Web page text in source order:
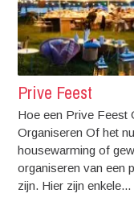
Prive Feest
Hoe een Prive Feest
Organiseren Of het
housewarming of
organiseren van een
zijn. Hier zijn enkele...